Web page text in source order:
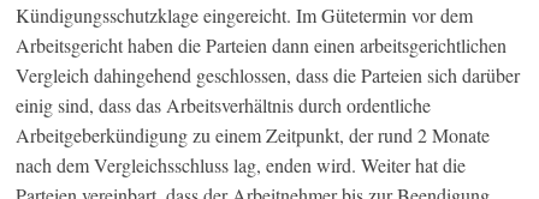
Kündigungsschutzklage eingereicht. Im Gütetermin vor dem
Arbeitsgericht haben die Parteien dann einen arbeitsgerichtlichen
Vergleich dahingehend geschlossen, dass die Parteien sich darüber
einig sind, dass das Arbeitsverhältnis durch ordentliche
Arbeitgeberkündigung zu einem Zeitpunkt, der rund 2 Monate
nach dem Vergleichsschluss lag, enden wird. Weiter hat die